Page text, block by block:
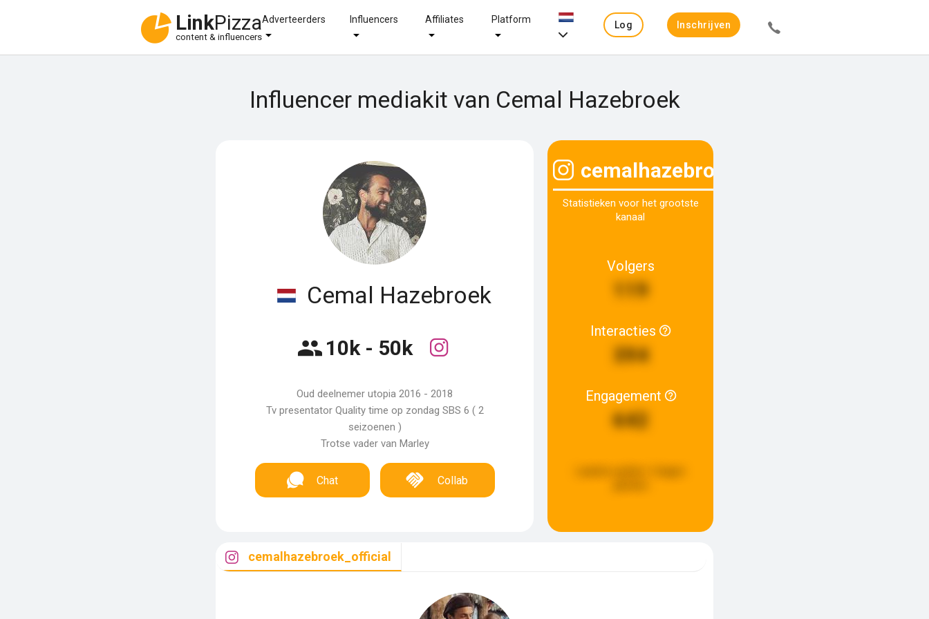
LinkPizza
content & influencers
Adverteerders Influencers Affiliates Platform
Log
Inschrijven
Influencer mediakit van Cemal Hazebroek
Cemal Hazebroek
10k - 50k
Oud deelnemer utopia 2016 - 2018
Tv presentator Quality time op zondag SBS 6 ( 2
seizoenen )
Trotse vader van Marley
Chat Collab
cemalhazebroek_official
Statistieken voor het grootste
kanaal
Volgers
119
Interacties
394
Engagement
642
cemalhazebroek_official